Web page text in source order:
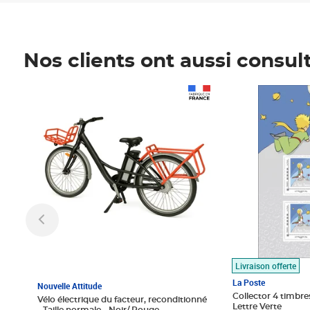
Nos clients ont aussi
Nouvelle Attitude
Vélo électrique du facteur, reconditionné
Livraison offerte
La Poste
Collector 4
Lettre Verte
Prix 7,50€